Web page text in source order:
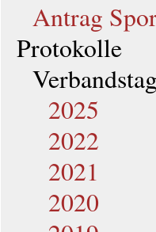
Antrag
Protokolle
2025
2022
2021
2020